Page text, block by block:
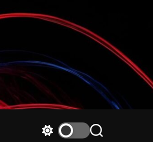
S